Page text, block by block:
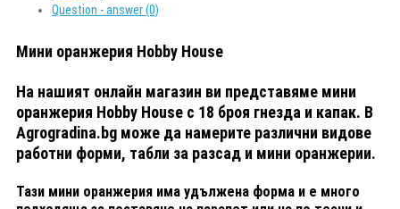
Question - answer (0)
Мини оранжерия Hobby House
На нашият онлайн магазин ви представяме мини
оранжерия Hobby House с 18 броя гнезда и капак. В
Agrogradina.bg може да намерите различни видове
работни форми, табли за разсад и мини оранжерии.
Тази мини оранжерия има удължена форма и е много